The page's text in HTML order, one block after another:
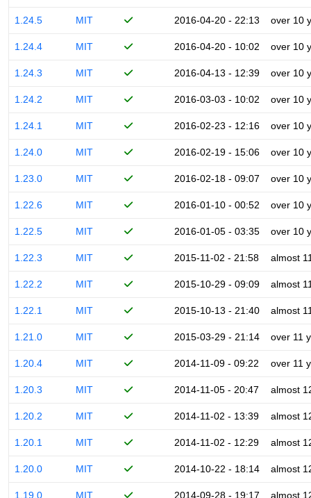
1.24.5 MIT 2016-04-20 - 22:13 over 10
1.24.4 MIT 2016-04-20 - 10:02 over 10
1.24.3 MIT 2016-04-13 - 12:39 over 10
1.24.2 MIT 2016-03-03 - 10:02 over 10
1.24.1 MIT 2016-02-23 - 12:16 over 10
1.24.0 MIT 2016-02-19 - 15:06 over 10
1.23.0 MIT 2016-02-18 - 09:07 over 10
1.22.6 MIT 2016-01-10 - 00:52 over 10
1.22.5 MIT 2016-01-05 - 03:35 over 10
1.22.3 MIT 2015-11-02 - 21:58 almost
1.22.2 MIT 2015-10-29 - 09:09 almost
1.22.1 MIT 2015-10-13 - 21:40 almost
1.21.0 MIT 2015-03-29 - 21:14 over 11
1.20.4 MIT 2014-11-09 - 09:22 over 11
1.20.3 MIT 2014-11-05 - 20:47 almost
1.20.2 MIT 2014-11-02 - 13:39 almost
1.20.1 MIT 2014-11-02 - 12:29 almost
1.20.0 MIT 2014-10-22 - 18:14 almost
1.19.0 MIT 2014-09-28 - 19:17 almost